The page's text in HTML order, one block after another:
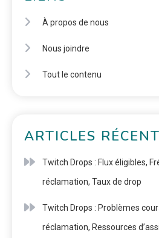
À propos de nous
Nous joindre
Tout le contenu
ARTICLES
Twitch Drops : Flux éligibles,
réclamation, Taux de drop
Twitch Drops : Problèmes
réclamation, Ressources